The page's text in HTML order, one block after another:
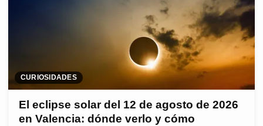
CURIOSIDADES
El eclipse solar del 12 de agosto de 2026
en Valencia: dónde verlo y cómo